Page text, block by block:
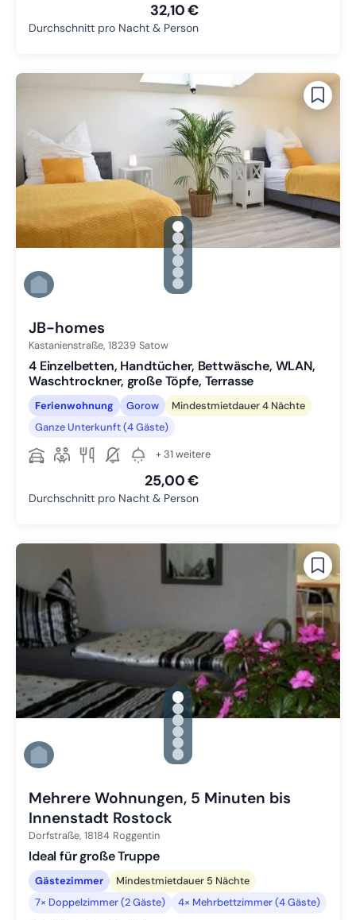
32,10 €
Durchschnitt pro Nacht & Person
gallery.slide_selector
Zu Slide 1 wechseln
Zu Slide 2 wechseln
Zu Slide 3 wechseln
Zu Slide 4 wechseln
Zu Slide 5 wechseln
Zu Slide 6 wechseln
JB-homes
Kastanienstraße, 18239 Satow
4 Einzelbetten, Handtücher, Bettwäsche, WLAN,
Waschtrockner, große Töpfe, Terrasse
Ferienwohnung Gorow
Mindestmietdauer 4 Nächte
Ganze Unterkunft (4 Gäste)
+ 31 weitere
25,00 €
Durchschnitt pro Nacht & Person
gallery.slide_selector
Zu Slide 1 wechseln
Zu Slide 2 wechseln
Zu Slide 3 wechseln
Zu Slide 4 wechseln
Zu Slide 5 wechseln
Zu Slide 6 wechseln
Mehrere Wohnungen, 5 Minuten bis
Innenstadt Rostock
Dorfstraße, 18184 Roggentin
Ideal für große Truppe
Gästezimmer
Mindestmietdauer 5 Nächte
7× Doppelzimmer (2 Gäste)
4× Mehrbettzimmer (4 Gäste)